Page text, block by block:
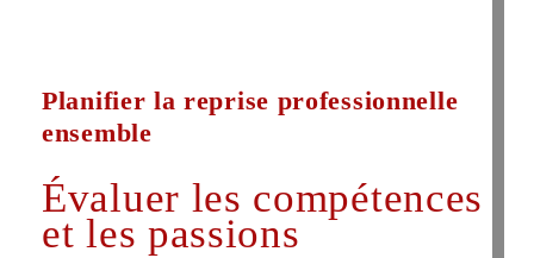
Planifier la reprise professionnelle
ensemble
Évaluer les compétences
et les passions